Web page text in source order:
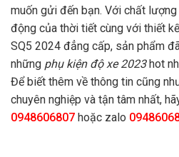
muốn gửi đến bạn. Với chất
động của thời tiết cùng với thiết
SQ5 2024 đẳng cấp, sản phẩm
những phụ kiện độ xe 2023hot
Để biết thêm về thông tin cũng
chuyên nghiệp và tận tâm nhất,
0948606807 hoặc zalo